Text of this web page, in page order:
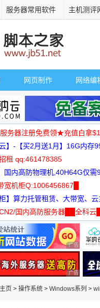
服务器常用软件 主机测评
网页制作 网络编
务器注册免费领★充值白拿
】-【买2月送1月】16G内存
租 qq:461478385
国内高防物理机,40H64G仅需
宽机柜Q:1006456867█
柜】算力托管租赁、大带宽、云
国内高防服务器██全科云
广告 商业广
广告 商业广
主页 > 操作系统 > Windows系列 >